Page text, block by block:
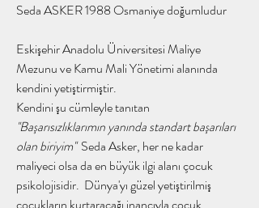
Seda ASKER 1988 Osmaniye doğumludur
Eskişehir Anadolu Üniversitesi Maliye
Mezunu ve Kamu Mali Yönetimi alanında
kendini yetiştirmiştir.
Kendini şu cümleyle tanıtan
''Başarısızlıklarımın yanında standart başarıları
olan biriyim''
  Seda Asker, her ne kadar
maliyeci olsa da en büyük ilgi alanı çocuk
psikolojisidir.  Dünya'yı güzel yetiştirilmiş